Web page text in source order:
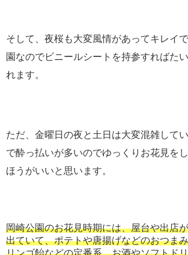
そして、夜桜も大変風情があってキレイ
園なのでビニールシートを持参すればた
れます。
ただ、金曜日の夜と土日は大変混雑して
で酔っ払いが多いのでゆっくりお花見を
ほうがいいと思います。
岡崎公園のお花見時期には、屋台や出店
出ていて、ポテトや唐揚げなどのおつま